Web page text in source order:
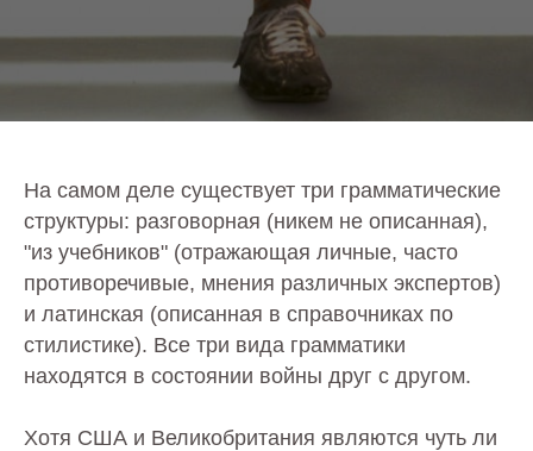
На самом деле существует три грамматические
структуры: разговорная (никем не описанная),
"из учебников" (отражающая личные, часто
противоречивые, мнения различных экспертов)
и латинская (описанная в справочниках по
стилистике). Все три вида грамматики
находятся в состоянии войны друг с другом.
Хотя США и Великобритания являются чуть ли